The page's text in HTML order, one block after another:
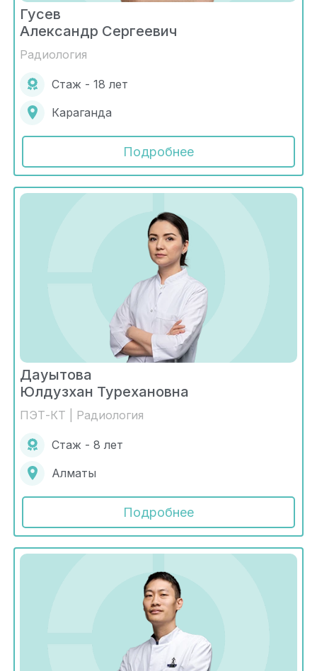
Гусев
Александр Сергеевич
Радиология
Стаж - 18 лет
Караганда
Подробнее
Дауытова
Юлдузхан Турехановна
ПЭТ-КТ | Радиология
Стаж - 8 лет
Алматы
Подробнее